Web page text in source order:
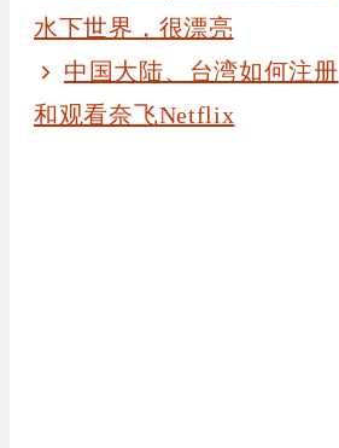
水下世界，很漂亮
中国大陆、台湾如何注册
和观看奈飞Netflix